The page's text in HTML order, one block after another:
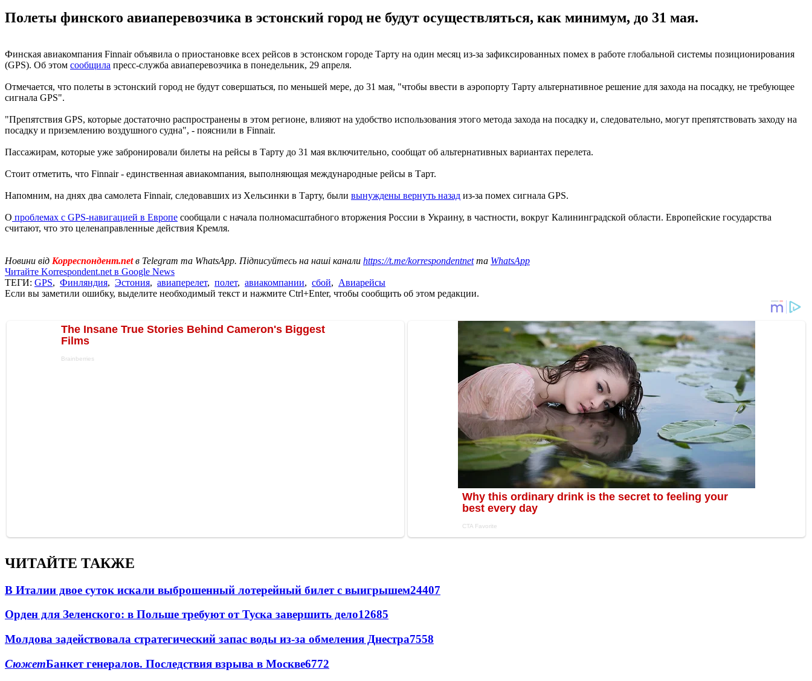
Полеты финского авиаперевозчика в эстонский город не будут осуществляться, как минимум, до 31 мая.
Финская авиакомпания Finnair объявила о приостановке всех рейсов в эстонском городе Тарту на один месяц из-за зафиксированных помех в работе глобальной системы позиционирования
(GPS). Об этом сообщила пресс-служба авиаперевозчика в понедельник, 29 апреля.
Отмечается, что полеты в эстонский город не будут совершаться, по меньшей мере, до 31 мая, "чтобы ввести в аэропорту Тарту альтернативное решение для захода на посадку, не требующее
сигнала GPS".
"Препятствия GPS, которые достаточно распространены в этом регионе, влияют на удобство использования этого метода захода на посадку и, следовательно, могут препятствовать заходу на
посадку и приземлению воздушного судна", - пояснили в Finnair.
Пассажирам, которые уже забронировали билеты на рейсы в Тарту до 31 мая включительно, сообщат об альтернативных вариантах перелета.
Стоит отметить, что Finnair - единственная авиакомпания, выполняющая международные рейсы в Тарт.
Напомним, на днях два самолета Finnair, следовавших из Хельсинки в Тарту, были вынуждены вернуть назад из-за помех сигнала GPS.
О проблемах с GPS-навигацией в Европе сообщали с начала полномасштабного вторжения России в Украину, в частности, вокруг Калининградской области. Европейские государства
считают, что это целенаправленные действия Кремля.
Новини від Корреспондент.netв Telegram та WhatsApp. Підписуйтесь на наші канали https://t.me/korrespondentnetта WhatsApp
Читайте Korrespondent.net в Google News
ТЕГИ: GPS, Финляндия, Эстония, авиаперелет, полет, авиакомпании, сбой, Авиарейсы
Если вы заметили ошибку, выделите необходимый текст и нажмите Ctrl+Enter, чтобы сообщить об этом редакции.
ЧИТАЙТЕ ТАКЖЕ
В Италии двое суток искали выброшенный лотерейный билет с выигрышем24407
Орден для Зеленского: в Польше требуют от Туска завершить дело12685
Молдова задействовала стратегический запас воды из-за обмеления Днестра7558
СюжетБанкет генералов. Последствия взрыва в Москве6772